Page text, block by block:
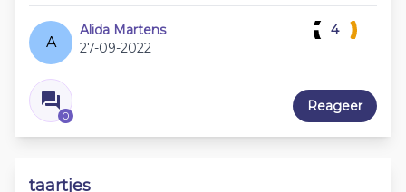
A
Alida Martens
27-09-2022
0
4
Reageer
taartjes